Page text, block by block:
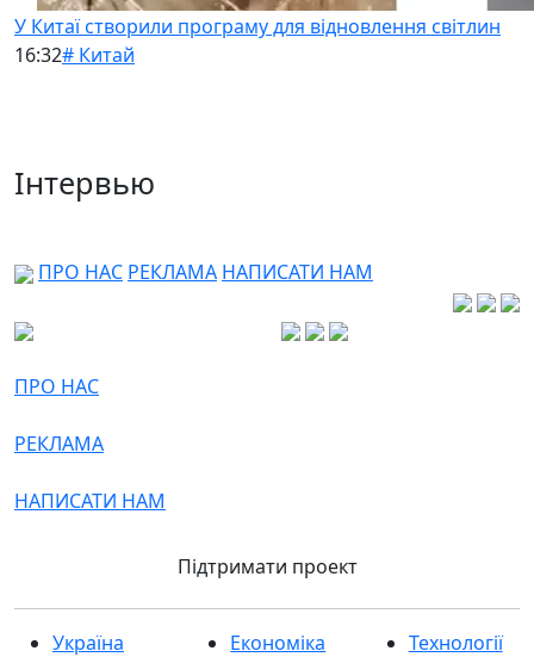
У Китаї створили програму для відновлення світлин
16:32# Китай
Інтервью
ПРО НАС РЕКЛАМА НАПИСАТИ НАМ
ПРО НАС
РЕКЛАМА
НАПИСАТИ НАМ
Підтримати проект
Україна
Економіка
Технології